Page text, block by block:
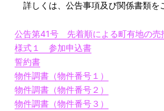
詳しくは、公告事項及び関係書類を
公告第41号 先着順による町有地の売
様式１ 参加申込書
誓約書
物件調書（物件番号１）
物件調書（物件番号２）
物件調書（物件番号３）